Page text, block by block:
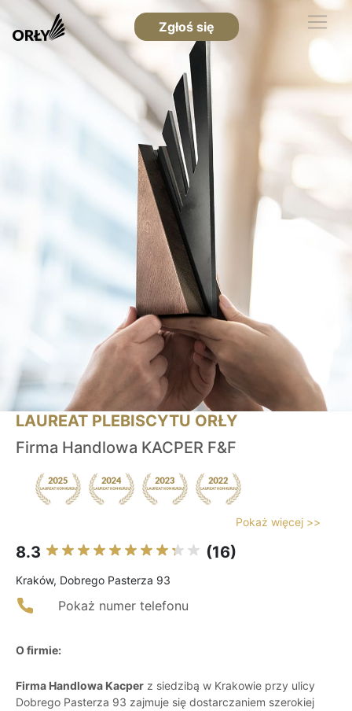
Zgłoś się
LAUREAT PLEBISCYTU ORŁY
Firma Handlowa KACPER F&F
Pokaż więcej >>
8.3 (16)
Kraków, Dobrego Pasterza 93
Pokaż numer telefonu
O firmie:
Firma Handlowa Kacper z siedzibą w Krakowie przy ulicy
Dobrego Pasterza 93 zajmuje się dostarczaniem szerokiej